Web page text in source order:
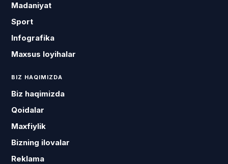
Madaniyat
Sport
Infografika
Maxsus loyihalar
BIZ HAQIMIZDA
Biz haqimizda
Qoidalar
Maxfiylik
Bizning ilovalar
Reklama